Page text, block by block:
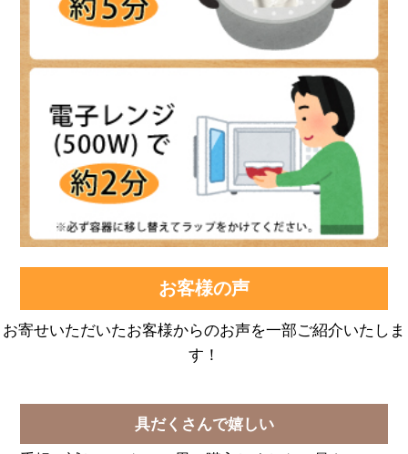
お客様の声
お寄せいただいたお客様からのお声を一部ご紹介いたしま
す！
具だくさんで嬉しい